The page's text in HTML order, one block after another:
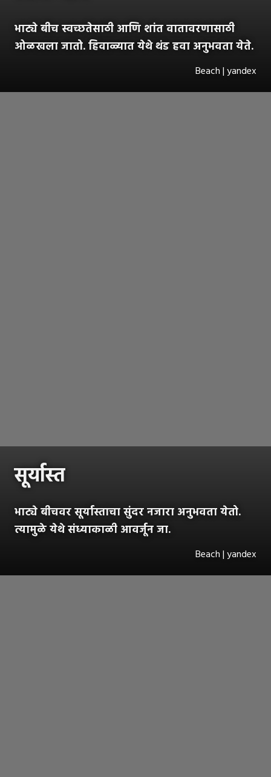
भाट्ये बीच स्वच्छतेसाठी आणि शांत वातावरणासाठी
ओळखला जातो. हिवाळ्यात येथे थंड हवा अनुभवता येते.
Beach | yandex
सूर्यास्त
भाट्ये बीचवर सूर्यास्ताचा सुंदर नजारा अनुभवता येतो.
त्यामुळे येथे संध्याकाळी आवर्जून जा.
Beach | yandex